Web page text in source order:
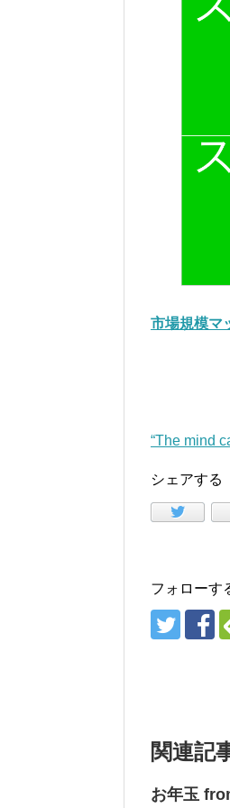
市場規模マ
“The mind
シェアする
フォローす
関連記
お年玉